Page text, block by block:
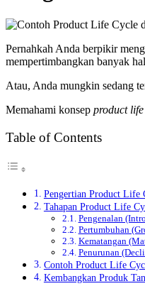
Pernahkah Anda berpikir
mempertimbangkan banyak
Atau, Anda mungkin sedang
Memahami konsep product
Table of Contents
Pengertian Product Life
Tahapan Product Life
Pengenalan
Pertumbuhan
Kematangan
Penurunan
Contoh Product Life
Kembangkan Produk